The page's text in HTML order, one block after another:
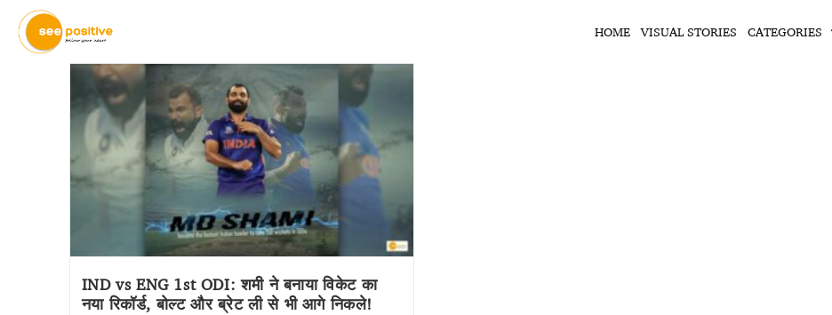
HOME VISUAL STORIES CATEGORIES
IND vs ENG 1st ODI: शमी ने बनाया विकेट का
नया रिकॉर्ड, बोल्ट और ब्रेट ली से भी आगे निकले!